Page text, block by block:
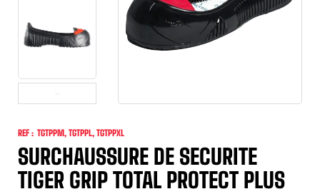
REF : TGTPPM, TGTPPL, TGTPPXL
SURCHAUSSURE DE SECURITE
TIGER GRIP TOTAL PROTECT PLUS